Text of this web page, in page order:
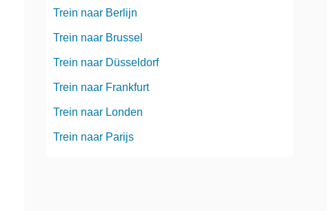
Trein naar Berlijn
Trein naar Brussel
Trein naar Düsseldorf
Trein naar Frankfurt
Trein naar Londen
Trein naar Parijs